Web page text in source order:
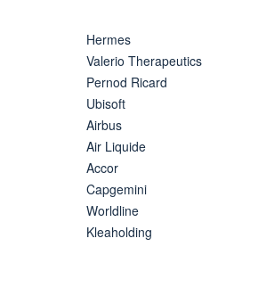
Hermes
Valerio Therapeutics
Pernod Ricard
Ubisoft
Airbus
Air Liquide
Accor
Capgemini
Worldline
Kleaholding